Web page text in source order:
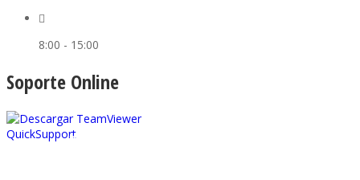
8:00 - 15:00
Soporte Online
Descargar TeamViewer